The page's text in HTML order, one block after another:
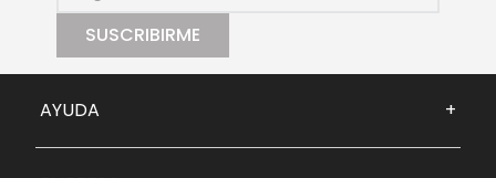
SUSCRIBIRME
AYUDA +